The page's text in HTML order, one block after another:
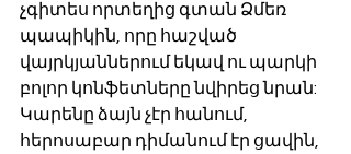
չգիտես որտեղից գտան Ձմեռ
պապիկին, որը հաշված
վայրկյաններում եկավ ու պարկի
բոլոր կոնֆետները նվիրեց նրան:
Կարենը ձայն չէր հանում,
հերոսաբար դիմանում էր ցավին,